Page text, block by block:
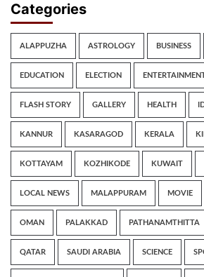
Categories
ALAPPUZHA ASTROLOGY BUSINESS
EDUCATION ELECTION
FLASH STORY GALLERY HEALTH
KANNUR KASARAGOD KERALA
KOTTAYAM KOZHIKODE KUWAIT
LOCAL NEWS MALAPPURAM MOVIE
OMAN PALAKKAD PATHANAMTHITTA
QATAR SAUDI ARABIA SCIENCE